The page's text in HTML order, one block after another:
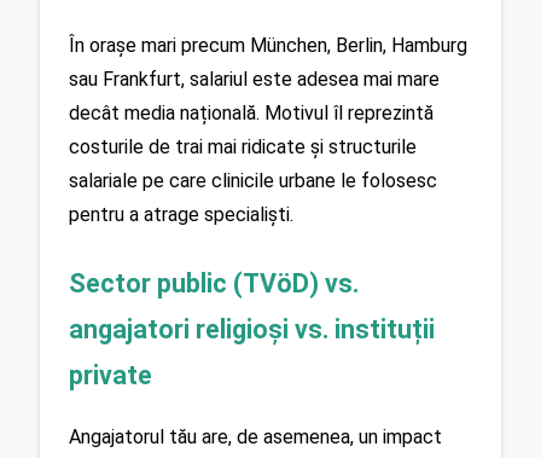
În orașe mari precum München, Berlin, Hamburg
sau Frankfurt, salariul este adesea mai mare
decât media națională. Motivul îl reprezintă
costurile de trai mai ridicate și structurile
salariale pe care clinicile urbane le folosesc
pentru a atrage specialiști.
Sector public (TVöD) vs.
angajatori religioși vs. instituții
private
Angajatorul tău are, de asemenea, un impact